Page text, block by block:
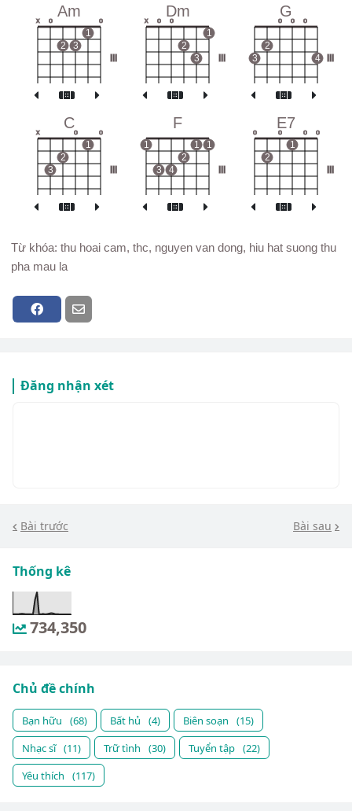
Am
x o
2 3
1
o
Dm
x o o
2
3
1
G
3
2
o o o
4
C
x
3
2
o
1
o
F
1
3 4
2
1 1
E7
o
2
o
1
o o
Từ khóa: thu hoai cam, thc, nguyen van dong, hiu hat suong thu
pha mau la
Đăng nhận xét
Bài trước Bài sau
Thống kê
734,350
Chủ đề chính
Bạn hữu (68) Bất hủ (4) Biên soạn
(15)
Nhạc sĩ (11) Trữ tình (30) Tuyển tập (22)
Yêu thích
(117)